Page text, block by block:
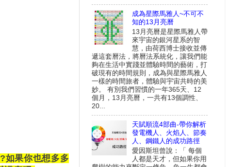
?如果你也想多多
成為星際馬雅人~不可不
知的13月亮曆
13月亮曆是星際馬雅人帶
來宇宙的銀河星系的智
慧，由荷西博士接收並傳
遞這套曆法，將曆法系統化，讓我們能
夠在生活中實踐並體驗時間的藝術，打
破現有的時間規則，成為與星際馬雅人
一樣的時間旅者，體驗與宇宙共時的美
妙。 有別我們習慣的一年365天、12
個月，13月亮曆，一共有13個調性、
20...
天賦順流4部曲-帶你解析
發電機人、火焰人、節奏
人、鋼鐵人的成功路徑
愛因斯坦曾說：「 每個
人都是天才，但如果你用